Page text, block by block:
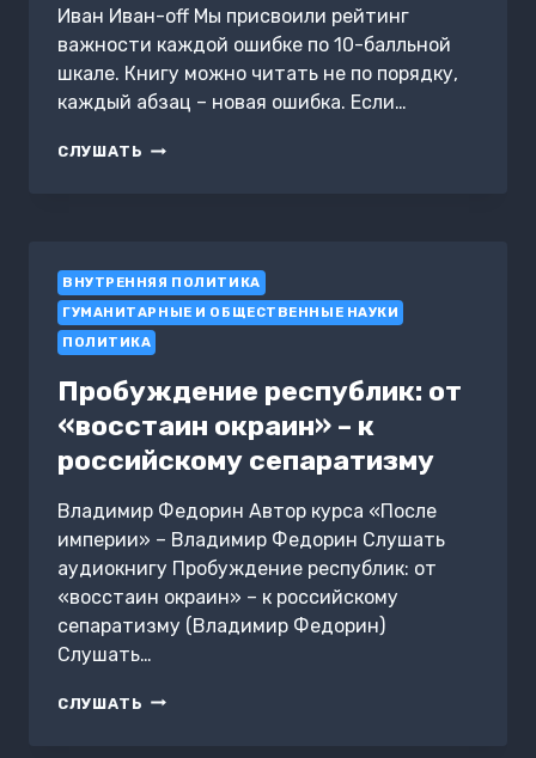
Иван Иван-off Мы присвоили рейтинг
важности каждой ошибке по 10-балльной
шкале. Книгу можно читать не по порядку,
каждый абзац – новая ошибка. Если…
СЛУШАТЬ СОБРАНИЕ
ПО-
РУССКИ.
РАЗБОР
ОШИБОК,
ДОПУСТИЛ
ЧУБАЙС
РЕФОРМАТОРЫ.
ОБЩЕСТВУ
ТОГО
ВРЕМЕНИ
ВНУТРЕННЯЯ ПОЛИТИКА
ГУМАНИТАРНЫЕ И ОБЩЕСТВЕННЫЕ НАУКИ
ПОЛИТИКА
Пробуждение республик: от
«восстаин окраин» – к
российскому сепаратизму
Владимир Федорин Автор курса «После
империи» – Владимир Федорин Слушать
аудиокнигу Пробуждение республик: от
«восстаин окраин» – к российскому
сепаратизму (Владимир Федорин)
Слушать…
СЛУШАТЬ ПРОБУЖДЕНИЕ